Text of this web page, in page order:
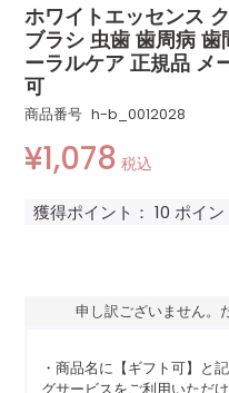
ホワイトエッセンス
ブラシ 虫歯 歯周病
ーラルケア 正規品 メ
可
商品番号 h-b_0012028
¥1,078 税込
獲得ポイント： 10 ポイン
申し訳ございません。
・商品名に【ギフト可】と
グサービスをご利用いただけ